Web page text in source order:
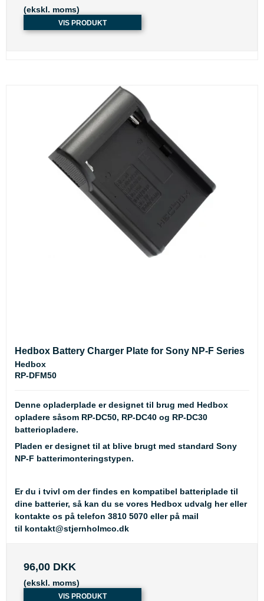
(ekskl. moms)
VIS PRODUKT
Hedbox Battery Charger Plate for Sony NP-F Series
Hedbox
RP-DFM50
Denne opladerplade er designet til brug med Hedbox
opladere såsom RP-DC50, RP-DC40 og RP-DC30
batteriopladere.
Pladen er designet til at blive brugt med standard Sony
NP-F batterimonteringstypen.
Er du i tvivl om der findes en kompatibel batteriplade til
dine batterier, så kan du se vores Hedbox udvalg hereller
kontakte os på telefon 3810 5070 eller på mail
til kontakt@stjernholmco.dk
96,00 DKK
(ekskl. moms)
VIS PRODUKT